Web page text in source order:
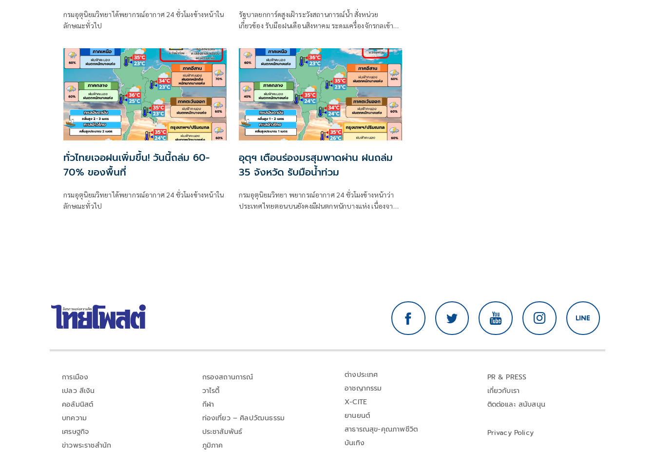
กรมอุตุนิยมวิทยาได้พยากรณ์อากาศ 24 ชั่วโมงข้างหน้าใน
ลักษณะทั่วไป
รัฐบาลยกการ์ดสูงเฝ้าระวังสถานการณ์น้ำ สั่งหน่วย
เกี่ยวข้อง รับมือฝนเดือนสิงหาคม ระดมเครื่องจักรกลเข้าจุด
ทั่วไทยเจอฝนเพิ่มขึ้น! วันนี้ถล่ม 60-
70% ของพื้นที่
กรมอุตุนิยมวิทยาได้พยากรณ์อากาศ 24 ชั่วโมงข้างหน้าใน
ลักษณะทั่วไป
อุตุฯ เตือนร่องมรสุมพาดผ่าน ฝนถล่ม
35 จังหวัด รับมือน้ำท่วม
กรมอุตุนิยมวิทยา พยากรณ์อากาศ 24 ชั่วโมงข้างหน้าว่า
ประเทศไทยตอนบนยังคงมีฝนตกหนักบางแห่ง เนื่องจาก
การเมือง
เปลว สีเงิน
คอลัมนิสต์
บทความ
เศรษฐกิจ
ข่าวพระราชสำนัก
กรองสถานการณ์
วาไรตี้
กีฬา
ท่องเที่ยว – ศิลปวัฒนธรรม
ประชาสัมพันธ์
ภูมิภาค
ต่างประเทศ
อาชญากรรม
X-CITE
ยานยนต์
สาธารณสุข-คุณภาพชีวิต
บันเทิง
PR & PRESS
เกี่ยวกับเรา
ติดต่อและ สนับสนุน
Privacy Policy